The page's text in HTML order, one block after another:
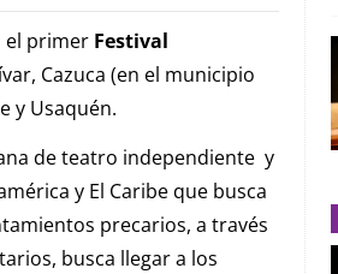
el primer Festival
Cazuca (en el municipio
y Usaquén.
de teatro independiente y
y El Caribe que busca
precarios, a través
busca llegar a los